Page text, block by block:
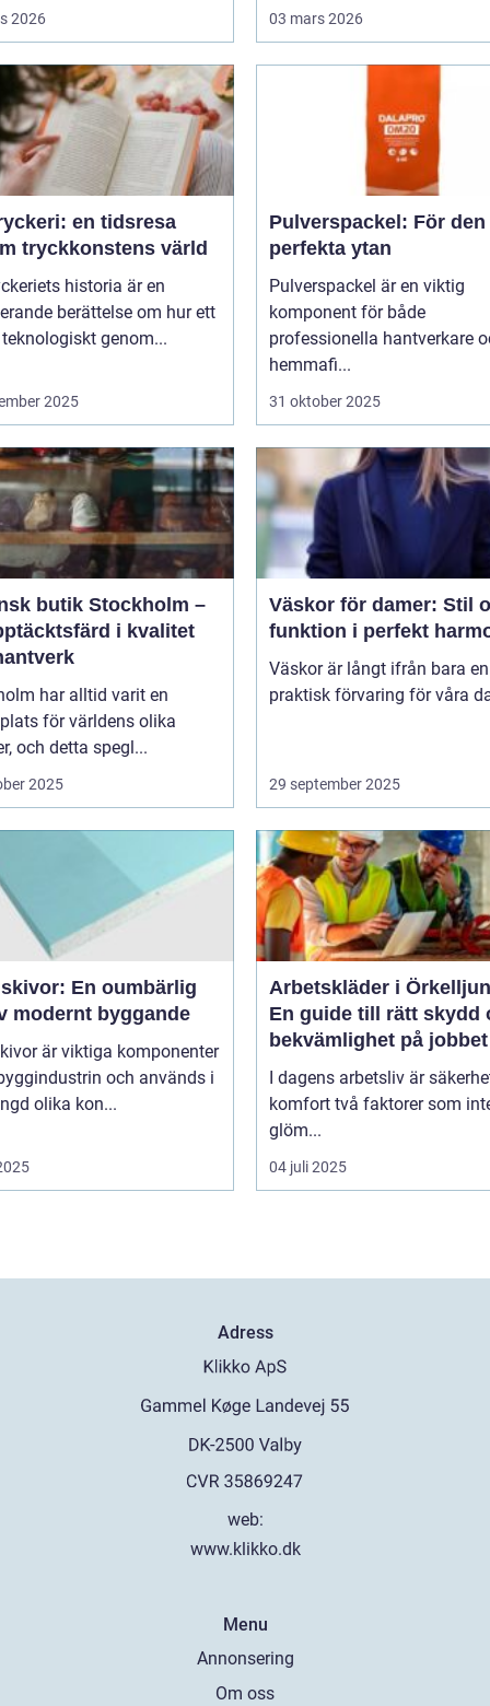
2026 03 mars 2026
en tidsresa
tryckkonstens värld
historia är en
berättelse om hur ett
genom...
2025
Pulverspackel: För den
perfekta ytan
Pulverspackel är en viktig
komponent för både
professionella hantverkare
hemmafi...
31 oktober 2025
butik Stockholm –
i kvalitet
har alltid varit en
för världens olika
och detta spegl...
2025
Väskor för damer: Stil
funktion i perfekt
Väskor är långt ifrån bara en
praktisk förvaring för våra
29 september 2025
En oumbärlig
modernt byggande
är viktiga komponenter
och används i
olika kon...
Arbetskläder i
En guide till rätt skydd
bekvämlighet på jobbet
I dagens arbetsliv är
komfort två faktorer som
glöm...
04 juli 2025
Adress
web:
www.klikko.dk
Menu
Annonsering
Om oss